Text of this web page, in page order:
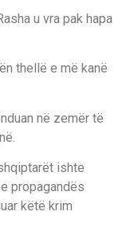
u vra pak hapa
thellë e më kanë
në zemër të
ishte
propagandës
këtë krim